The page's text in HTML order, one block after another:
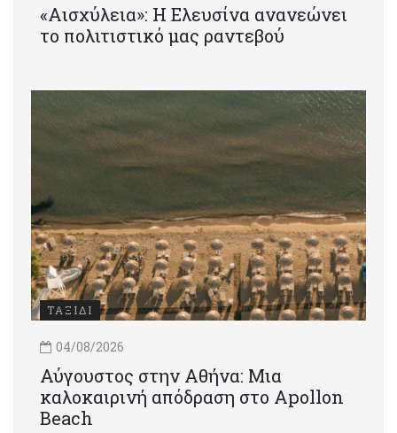
«Αισχύλεια»: Η Ελευσίνα ανανεώνει
το πολιτιστικό μας ραντεβού
ΤΑΞΙΔΙ
04/08/2026
Αύγουστος στην Αθήνα: Μια
καλοκαιρινή απόδραση στο Apollon
Beach